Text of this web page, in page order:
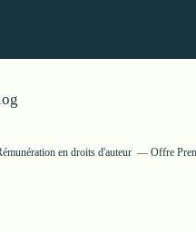
en droits d'auteur Offre